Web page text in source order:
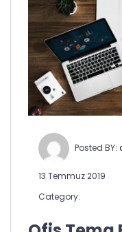
Posted BY:
13 Temmuz 2019
Category: